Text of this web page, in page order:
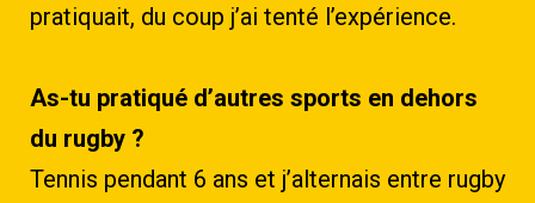
pratiquait, du coup j’ai tenté l’expérience.
As-tu pratiqué d’autres sports en dehors
du rugby ?
Tennis pendant 6 ans et j’alternais entre rugby